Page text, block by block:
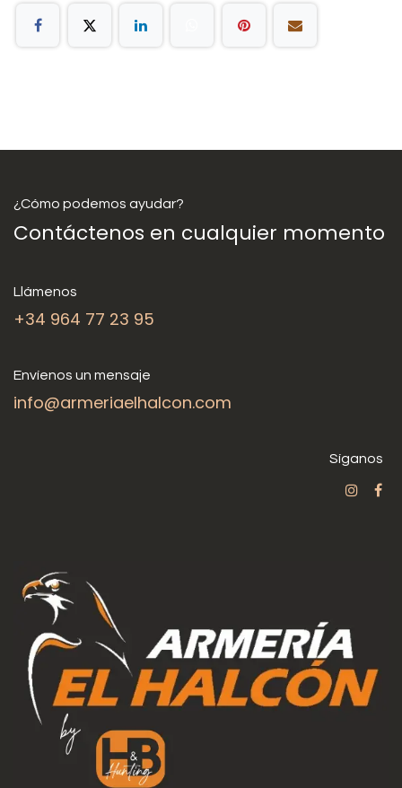
¿Cómo podemos ayudar?
Contáctenos en cualquier momento
Llámenos
+34 964 77 23 95
Envíenos un mensaje
info@armeriaelhalcon.com
Síganos